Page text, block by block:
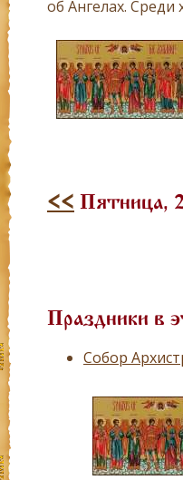
об Ангелах. Среди
<< Пятница,
Праздники в
Собор